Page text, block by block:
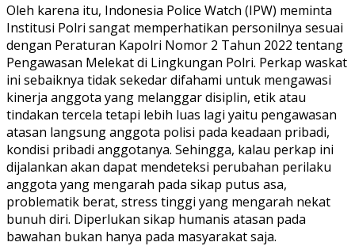
Oleh karena itu, Indonesia Police Watch (IPW) meminta
Institusi Polri sangat memperhatikan personilnya sesuai
dengan Peraturan Kapolri Nomor 2 Tahun 2022 tentang
Pengawasan Melekat di Lingkungan Polri. Perkap waskat
ini sebaiknya tidak sekedar difahami untuk mengawasi
kinerja anggota yang melanggar disiplin, etik atau
tindakan tercela tetapi lebih luas lagi yaitu pengawasan
atasan langsung anggota polisi pada keadaan pribadi,
kondisi pribadi anggotanya. Sehingga, kalau perkap ini
dijalankan akan dapat mendeteksi perubahan perilaku
anggota yang mengarah pada sikap putus asa,
problematik berat, stress tinggi yang mengarah nekat
bunuh diri. Diperlukan sikap humanis atasan pada
bawahan bukan hanya pada masyarakat saja.